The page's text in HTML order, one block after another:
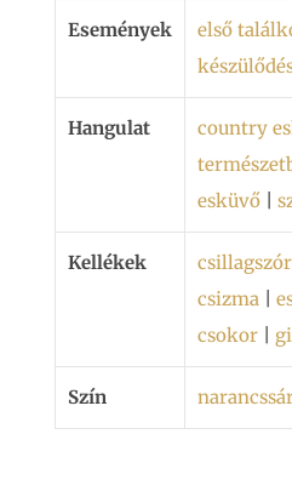
Események első
Hangulat country
esküvő
Kellékek
csizma
csokor
Szín